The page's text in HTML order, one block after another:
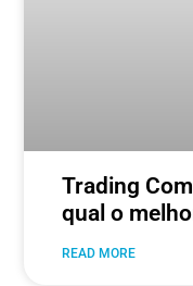
Trading
qual o
READ MORE